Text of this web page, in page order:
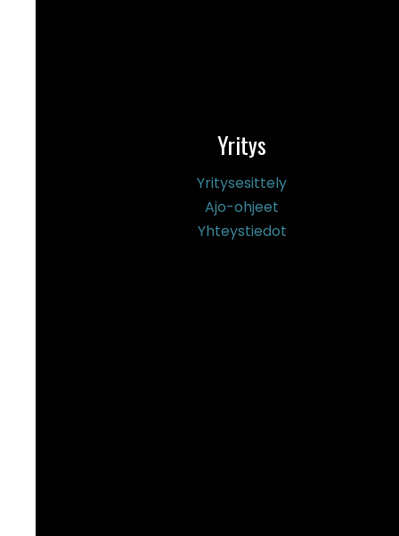
Yritys
Yritysesittely
Ajo-ohjeet
Yhteystiedot